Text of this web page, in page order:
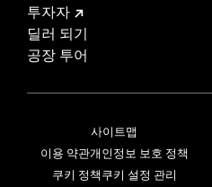
투자자
딜러 되기
공장 투어
사이트맵
이용 약관개인정보 보호 정책
쿠키 정책쿠키 설정 관리